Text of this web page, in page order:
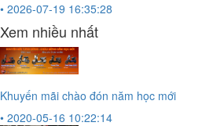
• 2026-07-19 16:35:28
Xem nhiều nhất
Khuyến mãi chào đón năm học mới
• 2020-05-16 10:22:14